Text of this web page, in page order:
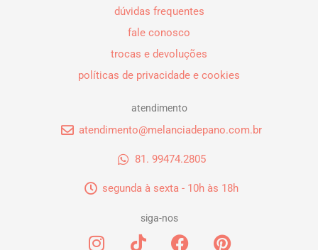
dúvidas frequentes
fale conosco
trocas e devoluções
políticas de privacidade e cookies
atendimento
atendimento@melanciadepano.com.br
81. 99474.2805
segunda à sexta - 10h às 18h
siga-nos
I
T
F
P